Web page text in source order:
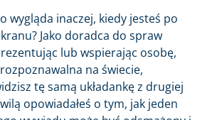
wygląda inaczej, kiedy jesteś po
Jako doradca do spraw
lub wspierając osobę,
na świecie,
tę samą układankę z drugiej
opowiadałeś o tym, jak jeden